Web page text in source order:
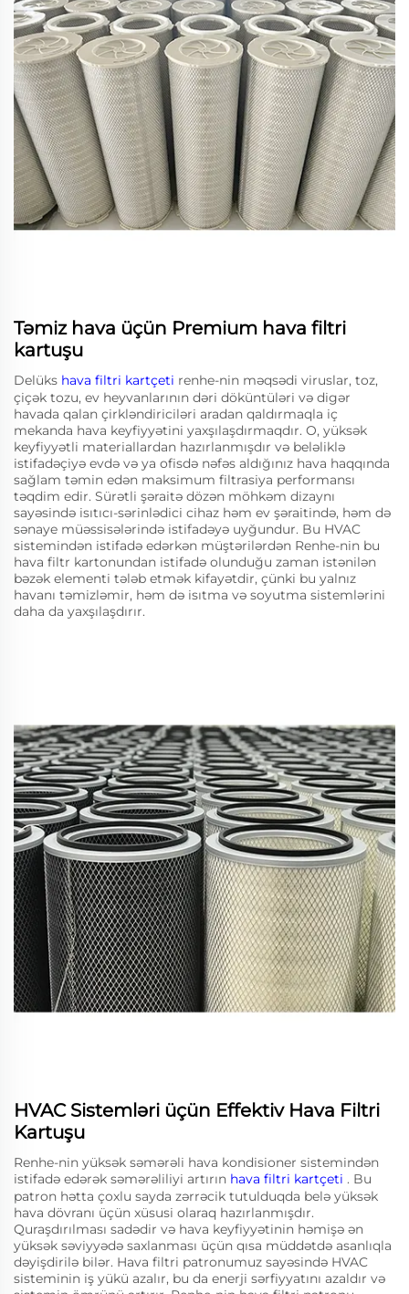
Təmiz hava üçün Premium hava filtri
kartuşu
Delüks hava filtri kartçeti renhe-nin məqsədi viruslar, toz,
çiçək tozu, ev heyvanlarının dəri döküntüləri və digər
havada qalan çirkləndiriciləri aradan qaldırmaqla iç
mekanda hava keyfiyyətini yaxşılaşdırmaqdır. O, yüksək
keyfiyyətli materiallardan hazırlanmışdır və beləliklə
istifadəçiyə evdə və ya ofisdə nəfəs aldığınız hava haqqında
sağlam təmin edən maksimum filtrasiya performansı
təqdim edir. Sürətli şəraitə dözən möhkəm dizaynı
sayəsində isıtıcı-sərinlədici cihaz həm ev şəraitində, həm də
sənaye müəssisələrində istifadəyə uyğundur. Bu HVAC
sistemindən istifadə edərkən müştərilərdən Renhe-nin bu
hava filtr kartonundan istifadə olunduğu zaman istənilən
bəzək elementi tələb etmək kifayətdir, çünki bu yalnız
havanı təmizləmir, həm də isıtma və soyutma sistemlərini
daha da yaxşılaşdırır.
HVAC Sistemləri üçün Effektiv Hava Filtri
Kartuşu
Renhe-nin yüksək səmərəli hava kondisioner sistemindən
istifadə edərək səmərəliliyi artırın hava filtri kartçeti . Bu
patron hətta çoxlu sayda zərrəcik tutulduqda belə yüksək
hava dövranı üçün xüsusi olaraq hazırlanmışdır.
Quraşdırılması sadədir və hava keyfiyyətinin həmişə ən
yüksək səviyyədə saxlanması üçün qısa müddətdə asanlıqla
dəyişdirilə bilər. Hava filtri patronumuz sayəsində HVAC
sisteminin iş yükü azalır, bu da enerji sərfiyyatını azaldır və